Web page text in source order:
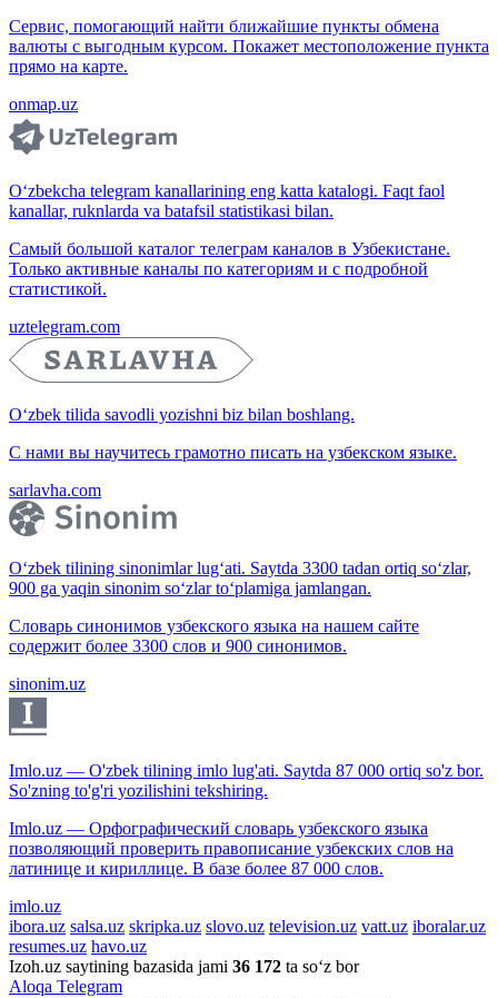
Сервис, помогающий найти ближайшие пункты обмена
валюты с выгодным курсом. Покажет местоположение пункта
прямо на карте.
onmap.uz
O‘zbekcha telegram kanallarining eng katta katalogi. Faqt faol
kanallar, ruknlarda va batafsil statistikasi bilan.
Самый большой каталог телеграм каналов в Узбекистане.
Только активные каналы по категориям и с подробной
статистикой.
uztelegram.com
O‘zbek tilida savodli yozishni biz bilan boshlang.
С нами вы научитесь грамотно писать на узбекском языке.
sarlavha.com
O‘zbek tilining sinonimlar lug‘ati. Saytda 3300 tadan ortiq so‘zlar,
900 ga yaqin sinonim so‘zlar to‘plamiga jamlangan.
Словарь синонимов узбекского языка на нашем сайте
содержит более 3300 слов и 900 синонимов.
sinonim.uz
Imlo.uz — O'zbek tilining imlo lug'ati. Saytda 87 000 ortiq so'z bor.
So'zning to'g'ri yozilishini tekshiring.
Imlo.uz — Орфографический словарь узбекского языка
позволяющий проверить правописание узбекских слов на
латинице и кириллице. В базе более 87 000 слов.
imlo.uz
ibora.uz salsa.uz skripka.uz slovo.uz television.uz vatt.uz iboralar.uz
resumes.uz havo.uz
Izoh.uz saytining bazasida jami 36 172 ta so‘z bor
Aloqa Telegram